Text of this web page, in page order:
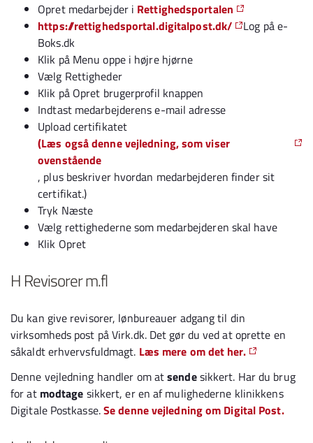
Opret medarbejder i Rettighedsportalen
https://rettighedsportal.digitalpost.dk/
Log på e-
Boks.dk
Klik på Menu oppe i højre hjørne
Vælg Rettigheder
Klik på Opret brugerprofil knappen
Indtast medarbejderens e-mail adresse
Upload certifikatet
(Læs også denne vejledning, som viser
ovenstående
, plus beskriver hvordan medarbejderen finder sit
certifikat.)
Tryk Næste
Vælg rettighederne som medarbejderen skal have
Klik Opret
H Revisorer m.fl
Du kan give revisorer, lønbureauer adgang til din
virksomheds post på Virk.dk. Det gør du ved at oprette en
såkaldt erhvervsfuldmagt. Læs mere om det her.
Denne vejledning handler om atsendesikkert. Har du brug
for at modtage sikkert, er en af mulighederne klinikkens
Digitale Postkasse.Se denne vejledning om Digital Post.